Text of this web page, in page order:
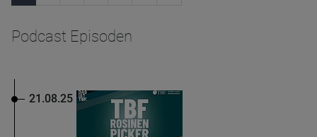
Podcast Episoden
21.08.25